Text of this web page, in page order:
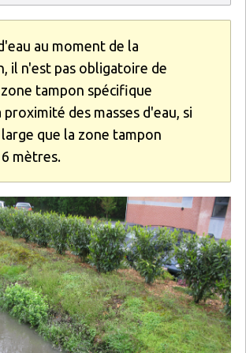
au moment de la
il n'est pas obligatoire de
tampon spécifique
des masses d'eau, si
que la zone tampon
mètres.